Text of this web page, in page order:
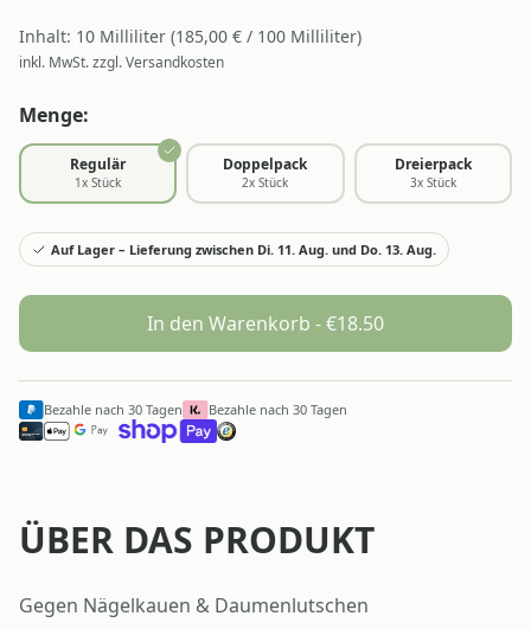
Inhalt: 10 Milliliter (185,00 € / 100 Milliliter)
inkl. MwSt. zzgl. Versandkosten
Menge:
Regulär
1x Stück
Doppelpack
2x Stück
Dreierpack
3x Stück
Auf Lager – Lieferung zwischen Di. 11. Aug. und Do. 13. Aug.
In den Warenkorb - €18.50
Bezahle nach 30 Tagen Bezahle nach 30 Tagen
ÜBER DAS PRODUKT
Gegen Nägelkauen & Daumenlutschen